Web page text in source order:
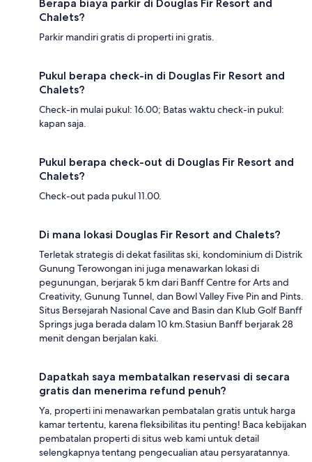
Berapa biaya parkir di Douglas Fir Resort and
Chalets?
Parkir mandiri gratis di properti ini gratis.
Pukul berapa check-in di Douglas Fir Resort and
Chalets?
Check-in mulai pukul: 16.00; Batas waktu check-in pukul:
kapan saja.
Pukul berapa check-out di Douglas Fir Resort and
Chalets?
Check-out pada pukul 11.00.
Di mana lokasi Douglas Fir Resort and Chalets?
Terletak strategis di dekat fasilitas ski, kondominium di Distrik
Gunung Terowongan ini juga menawarkan lokasi di
pegunungan, berjarak 5 km dari Banff Centre for Arts and
Creativity, Gunung Tunnel, dan Bowl Valley Five Pin and Pints.
Situs Bersejarah Nasional Cave and Basin dan Klub Golf Banff
Springs juga berada dalam 10 km.Stasiun Banff berjarak 28
menit dengan berjalan kaki.
Dapatkah saya membatalkan reservasi di secara
gratis dan menerima refund penuh?
Ya, properti ini menawarkan pembatalan gratis untuk harga
kamar tertentu, karena fleksibilitas itu penting! Baca kebijakan
pembatalan properti di situs web kami untuk detail
selengkapnya tentang pengecualian atau persyaratannya.